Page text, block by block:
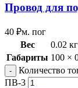
Провод для
40 ₽м. пог
Вес
0.02 кг
Габариты 100 ×
Количество
ПВ-3